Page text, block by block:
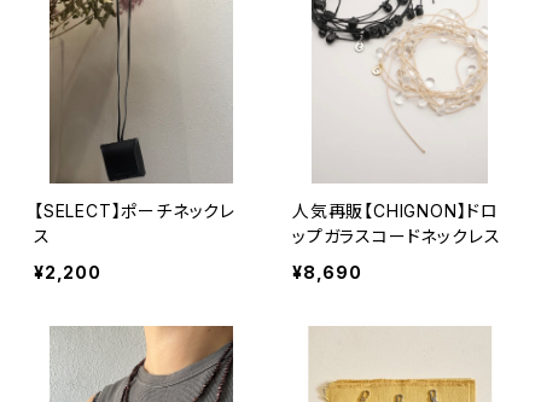
【SELECT】ポーチネックレ
ス
¥2,200
人気再販【CHIGNON】ドロ
ップガラスコードネックレス
¥8,690